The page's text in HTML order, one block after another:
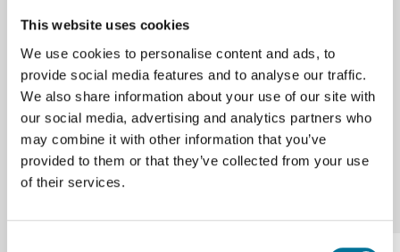
This website uses cookies
We use cookies to personalise content and ads, to
provide social media features and to analyse our traffic.
We also share information about your use of our site with
our social media, advertising and analytics partners who
may combine it with other information that you’ve
provided to them or that they’ve collected from your use
of their services.
Specificaties
Te gebruiken met Micro:Bit